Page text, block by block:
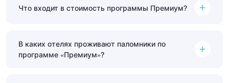
Что входит в стоимость программы Премиум?
В каких отелях проживают паломники по
программе «Премиум»?